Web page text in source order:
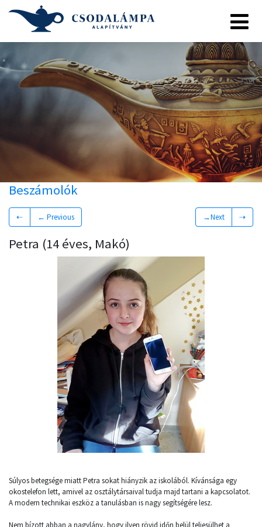
Beszámolók
⇠ ← Previous →Next ⇢
Petra (14 éves, Makó)
Súlyos betegsége miatt Petra sokat hiányzik az iskolából. Kívánsága egy
okostelefon lett, amivel az osztálytársaival tudja majd tartani a kapcsolatot.
A modern technikai eszköz a tanulásban is nagy segítségére lesz.
Nem bízott abban a nagylány, hogy ilyen rövid időn belül teljesülhet a